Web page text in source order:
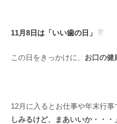
11月8日は「いい歯の日」
この日をきっかけに、 お口の健
12月に入るとお仕事や年末行事
しみるけど、まあいいか・・・」